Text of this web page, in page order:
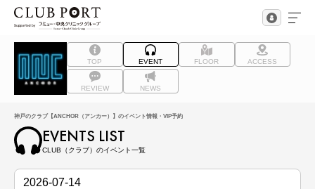
TOP EVENT FLOOR ACCESS
REVIEW NEWS
神戸のクラブ【ANCHOR（アンカー）】のイベント情報・VIP予約
EVENTS LIST
CLUB（クラブ）のイベント一覧